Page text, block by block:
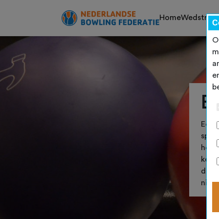
Home
Een
het
niet